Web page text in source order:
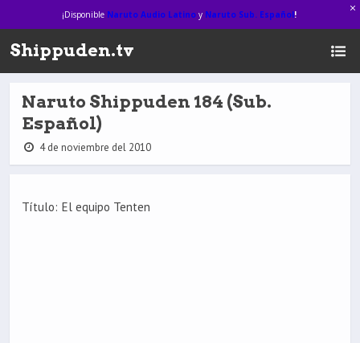
¡Disponible Naruto Audio Latinoy Naruto Sub. Español!
Shippuden.tv
Naruto Shippuden 184 (Sub.
Español)
4 de noviembre del 2010
Título: El equipo Tenten